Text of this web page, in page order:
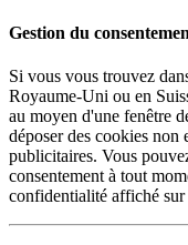
Gestion du
Si vous vous trouvez
Royaume-Uni ou en
au moyen d'une fenêtre
déposer des cookies non
publicitaires. Vous
consentement à tout
confidentialité affiché sur